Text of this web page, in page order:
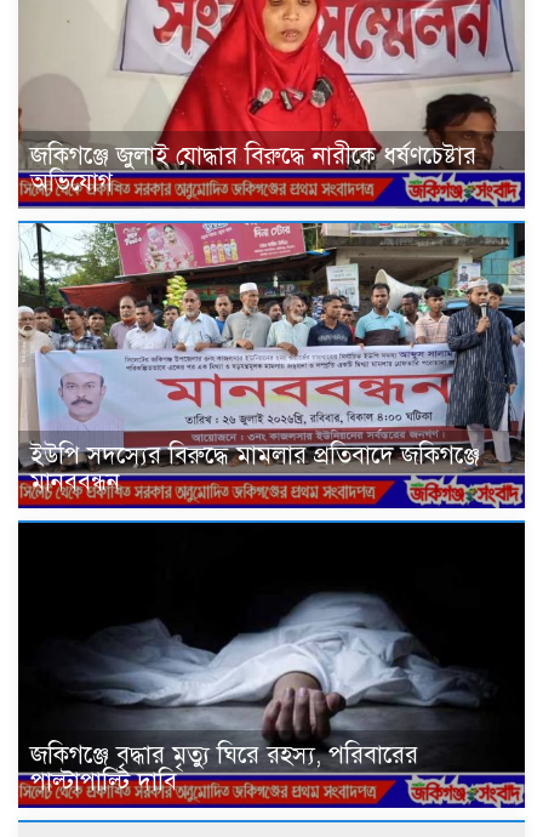
জকিগঞ্জে জুলাই যোদ্ধার বিরুদ্ধে নারীকে ধর্ষণচেষ্টার
অভিযোগ
ইউপি সদস্যের বিরুদ্ধে মামলার প্রতিবাদে জকিগঞ্জে
মানববন্ধন
জকিগঞ্জে বৃদ্ধার মৃত্যু ঘিরে রহস্য, পরিবারের
পাল্টাপাল্টি দাবি